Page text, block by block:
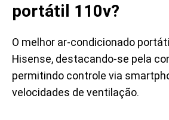
portátil 110v?
O melhor ar-condicionado
Hisense, destacando-se pela
permitindo controle via
velocidades de ventilação.